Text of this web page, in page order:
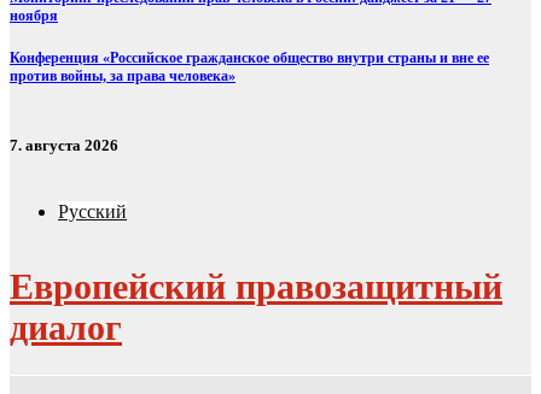
ноября
Конференция «Российское гражданское общество внутри страны и вне ее
против войны, за права человека»
7. августа 2026
Русский
Европейский правозащитный
диалог